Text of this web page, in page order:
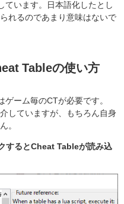
ています。日本語化したとし
れるのであまり意味はないで
Tableの使い方
ゲーム毎のCTが必要です。
していますが、もちろん自身
。
するとCheat Tableが読み込